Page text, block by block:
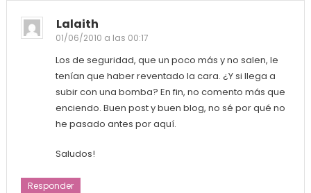
Lalaith
01/06/2010 a las 00:17
Los de seguridad, que un poco más y no salen, le
tenían que haber reventado la cara. ¿Y si llega a
subir con una bomba? En fin, no comento más que
enciendo. Buen post y buen blog, no sé por qué no
he pasado antes por aquí.
Saludos!
Responder